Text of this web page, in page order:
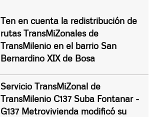
Ten en cuenta la redistribución de
rutas TransMiZonales de
TransMilenio en el barrio San
Bernardino XIX de Bosa
Servicio TransMiZonal de
TransMilenio C137 Suba Fontanar -
G137 Metrovivienda modificó su